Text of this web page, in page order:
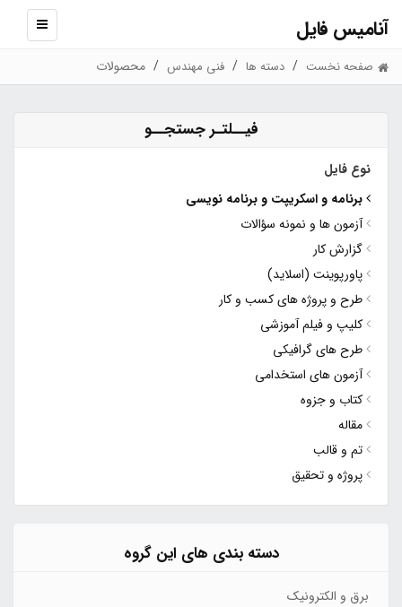
آنامیس فایل
نمایش
صفحه نخست دسته ها فنی مهندس محصولات
فیــلتـر جستجــو
نوع فایل
برنامه و اسکریپت و برنامه نویسی
آزمون ها و نمونه سؤالات
گزارش کار
پاورپوینت (اسلاید)
طرح و پروژه های کسب و کار
کلیپ و فیلم آموزشی
طرح های گرافیکی
آزمون های استخدامی
کتاب و جزوه
مقاله
تم و قالب
پروژه و تحقیق
دسته بندی های این گروه
برق و الکترونیک